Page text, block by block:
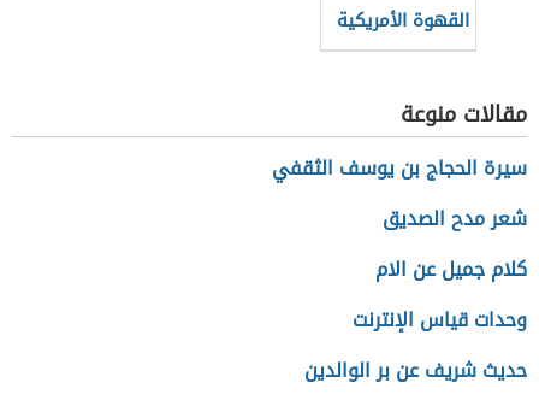
القهوة الأمريكية
في البيت
مقالات منوعة
سيرة الحجاج بن يوسف الثقفي
شعر مدح الصديق
كلام جميل عن الام
وحدات قياس الإنترنت
حديث شريف عن بر الوالدين